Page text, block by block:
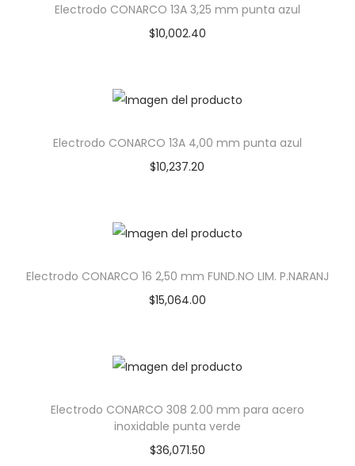
Electrodo CONARCO 13A 3,25 mm punta azul
$10,002.40
Electrodo CONARCO 13A 4,00 mm punta azul
$10,237.20
Electrodo CONARCO 16 2,50 mm FUND.NO LIM. P.NARANJ
$15,064.00
Electrodo CONARCO 308 2.00 mm para acero
inoxidable punta verde
$36,071.50